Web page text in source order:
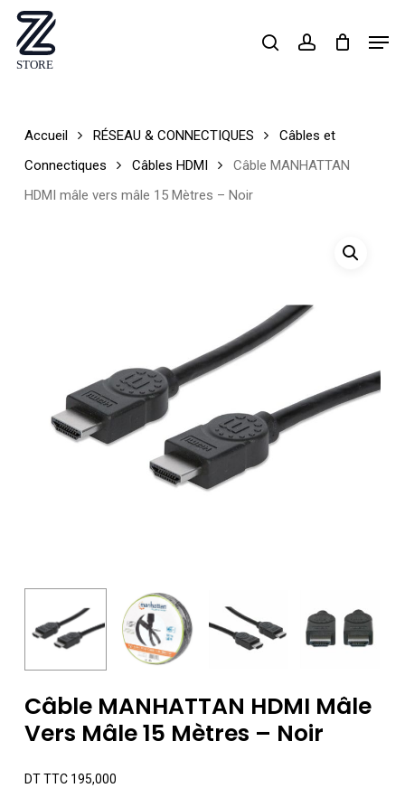
Skip
main
searchaccount
Accueil RÉSEAU & CONNECTIQUES
Câbles et
Connectiques
Câbles HDMI
Câble MANHATTAN
HDMI mâle vers mâle 15 Mètres – Noir
Câble MANHATTAN HDMI Mâle
Vers Mâle 15 Mètres – Noir
DT TTC195,000